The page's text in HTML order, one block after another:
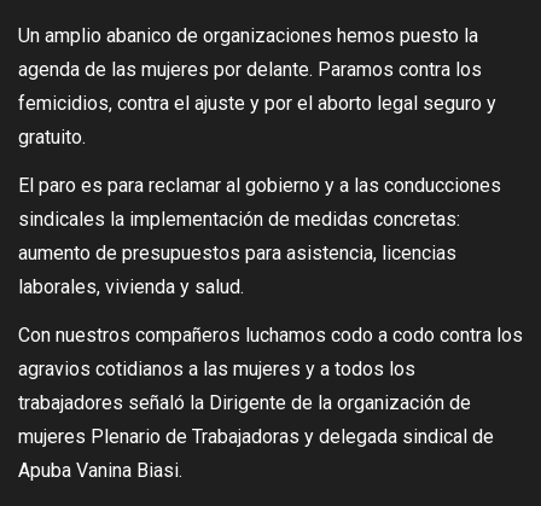
Un amplio abanico de organizaciones hemos puesto la
agenda de las mujeres por delante. Paramos contra los
femicidios, contra el ajuste y por el aborto legal seguro y
gratuito.
El paro es para reclamar al gobierno y a las conducciones
sindicales la implementación de medidas concretas:
aumento de presupuestos para asistencia, licencias
laborales, vivienda y salud.
Con nuestros compañeros luchamos codo a codo contra los
agravios cotidianos a las mujeres y a todos los
trabajadores señaló la Dirigente de la organización de
mujeres Plenario de Trabajadoras y delegada sindical de
Apuba Vanina Biasi.